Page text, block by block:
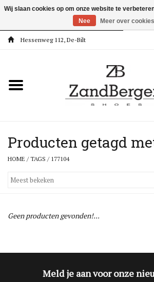
Hessenweg 112, De-Bilt
Kleding
Meisjes
Jongens
Super Deals
Blog
Producten getagd
HOME /TAGS / 177104
Geen producten gevonden!...
Meld je aan voor onze
Wij slaan cookies op om onze website te
Nee
Meer over